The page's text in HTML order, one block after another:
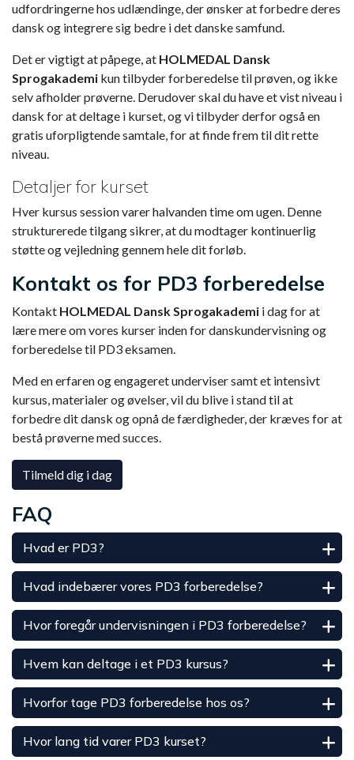
udfordringerne hos udlændinge, der ønsker at forbedre deres
dansk og integrere sig bedre i det danske samfund.
Det er vigtigt at påpege, at HOLMEDAL Dansk
Sprogakademi kun tilbyder forberedelse til prøven, og ikke
selv afholder prøverne. Derudover skal du have et vist niveau i
dansk for at deltage i kurset, og vi tilbyder derfor også en
gratis uforpligtende samtale, for at finde frem til dit rette
niveau.
Detaljer for kurset
Hver kursus session varer halvanden time om ugen. Denne
strukturerede tilgang sikrer, at du modtager kontinuerlig
støtte og vejledning gennem hele dit forløb.
Kontakt os for PD3 forberedelse
Kontakt HOLMEDAL Dansk Sprogakademi i dag for at
lære mere om vores kurser inden for danskundervisning og
forberedelse til PD3 eksamen.
Med en erfaren og engageret underviser samt et intensivt
kursus, materialer og øvelser, vil du blive i stand til at
forbedre dit dansk og opnå de færdigheder, der kræves for at
bestå prøverne med succes.
Tilmeld dig i dag
FAQ
Hvad er PD3?
Hvad indebærer vores PD3 forberedelse?
Hvor foregår undervisningen i PD3 forberedelse?
Hvem kan deltage i et PD3 kursus?
Hvorfor tage PD3 forberedelse hos os?
Hvor lang tid varer PD3 kurset?